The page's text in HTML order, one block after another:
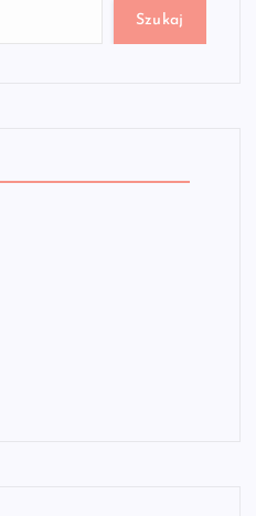
Szukaj